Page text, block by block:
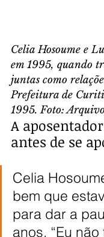
Celia Hosoume e
em 1995, quando
juntas como
Prefeitura de
1995. Foto:
A
antes de se
Celia
bem que
para dar a
anos. “Eu não